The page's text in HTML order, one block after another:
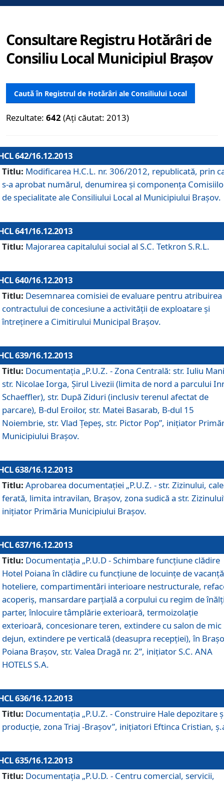
Consultare Registru Hotărâri de
Consiliu Local Municipiul Brașov
Caută în Registrul de Hotărâri ale Consiliului Local
Rezultate: 642 (Ați căutat: 2013)
642/16.12.2013
Titlu: Modificarea H.C.L. nr. 306/2012, republicată, prin
s-a aprobat numărul, denumirea şi componenţa
de specialitate ale Consiliului Local al Municipiului Braşov.
641/16.12.2013
Titlu: Majorarea capitalului social al S.C. Tetkron S.R.L.
640/16.12.2013
Titlu: Desemnarea comisiei de evaluare pentru atribuirea
contractului de concesiune a activităţii de exploatare şi
întreţinere a Cimitirului Municipal Braşov.
639/16.12.2013
Titlu: Documentaţia „P.U.Z. - Zona Centrală: str. Iuliu
str. Nicolae Iorga, Şirul Livezii (limita de nord a parcului
Schaeffler), str. După Ziduri (inclusiv terenul afectat de
parcare), B-dul Eroilor, str. Matei Basarab, B-dul 15
Noiembrie, str. Vlad Ţepeş, str. Pictor Pop”, iniţiator
Municipiului Braşov.
638/16.12.2013
Titlu: Aprobarea documentaţiei „P.U.Z. - str. Zizinului,
ferată, limita intravilan, Braşov, zona sudică a str.
iniţiator Primăria Municipiului Braşov.
637/16.12.2013
Titlu: Documentaţia „P.U.D - Schimbare funcţiune clădire
Hotel Poiana în clădire cu funcţiune de locuinţe de
hoteliere, compartimentări interioare nestructurale,
acoperiş, mansardare parţială a corpului cu regim de
parter, înlocuire tâmplărie exterioară, termoizolaţie
exterioară, concesionare teren, extindere cu salon de mic
dejun, extindere pe verticală (deasupra recepţiei), în
Poiana Braşov, str. Valea Dragă nr. 2”, iniţiator S.C. ANA
HOTELS S.A.
636/16.12.2013
Titlu: Documentaţia „P.U.Z. - Construire Hale depozitare
producţie, zona Triaj -Braşov”, iniţiatori Eftinca Cristian,
635/16.12.2013
Titlu: Documentaţia „P.U.D. - Centru comercial, servicii,